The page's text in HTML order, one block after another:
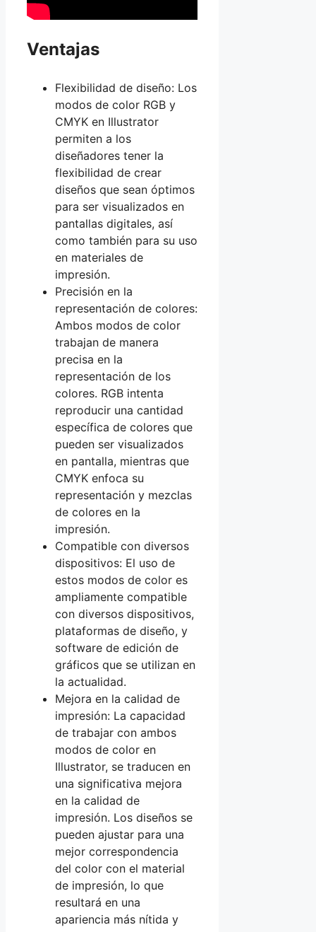
Ventajas
Flexibilidad de diseño: Los
modos de color RGB y
CMYK en Illustrator
permiten a los
diseñadores tener la
flexibilidad de crear
diseños que sean óptimos
para ser visualizados en
pantallas digitales, así
como también para su uso
en materiales de
impresión.
Precisión en la
representación de colores:
Ambos modos de color
trabajan de manera
precisa en la
representación de los
colores. RGB intenta
reproducir una cantidad
específica de colores que
pueden ser visualizados
en pantalla, mientras que
CMYK enfoca su
representación y mezclas
de colores en la
impresión.
Compatible con diversos
dispositivos: El uso de
estos modos de color es
ampliamente compatible
con diversos dispositivos,
plataformas de diseño, y
software de edición de
gráficos que se utilizan en
la actualidad.
Mejora en la calidad de
impresión: La capacidad
de trabajar con ambos
modos de color en
Illustrator, se traducen en
una significativa mejora
en la calidad de
impresión. Los diseños se
pueden ajustar para una
mejor correspondencia
del color con el material
de impresión, lo que
resultará en una
apariencia más nítida y